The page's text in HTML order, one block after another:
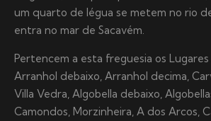
um quarto de légua se metem no rio
entra no mar de Sacavém.
Pertencem a esta freguesia os
Arranhol debaixo, Arranhol decima,
Villa Vedra, Algobella debaixo,
Camondos, Morzinheira, A dos Arcos,